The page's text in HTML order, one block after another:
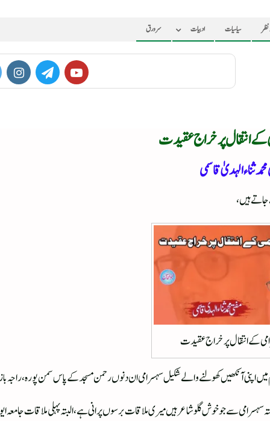
سرورق ادبیات سیاسیات
انتقال پر خراج عقیدت
ثناء الہدیٰ قاسمی
جاتے ہیں،
کے انتقال پر خراج عقیدت
سے جو خوش گلو شاعر ہیں میری ملاقات برسوں پرانی ہے، البتہ پہلی ملاقات جامعہ